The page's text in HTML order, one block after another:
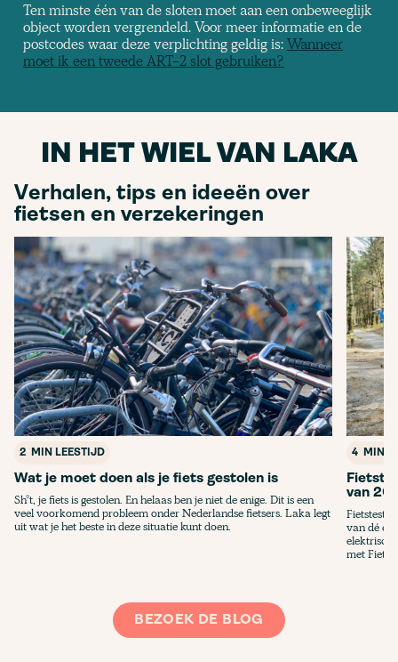
Ten minste één van de sloten moet aan een onbeweeglijk
object worden vergrendeld. Voor meer informatie en de
postcodes waar deze verplichting geldig is:Wanneer
moet ik een tweede ART-2 slot gebruiken?
IN HET WIEL VAN LAKA
Verhalen, tips en ideeën over
fietsen en verzekeringen
2 MIN LEESTIJD
Wat je moet doen als je fiets gestolen is
Sh*t, je fiets is gestolen. En helaas ben je niet de enige. Dit is een
veel voorkomend probleem onder Nederlandse fietsers. Laka legt
uit wat je het beste in deze situatie kunt doen.
4 MIN
van
van dé e-
met
BEZOEK DE BLOG